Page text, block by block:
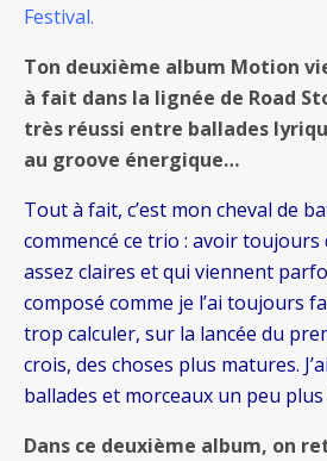
Festival.
Ton deuxième album Motion
à fait dans la lignée de Road
très réussi entre ballades
au groove énergique…
Tout à fait, c’est mon cheval de
commencé ce trio : avoir toujours
assez claires et qui viennent
composé comme je l’ai toujours
trop calculer, sur la lancée du
crois, des choses plus matures.
ballades et morceaux un peu plus
Dans ce deuxième album, on